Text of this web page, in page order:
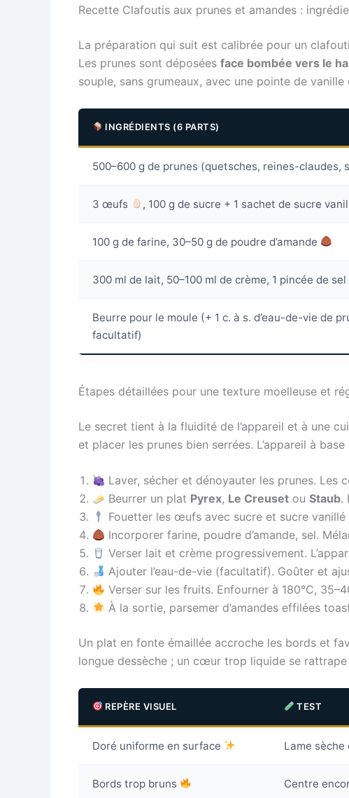
Recette Clafoutis aux prunes et amandes :
La préparation qui suit est calibrée pour un
Les prunes sont déposées face bombée vers le
souple, sans grumeaux, avec une pointe de
INGRÉDIENTS (6 PARTS)
500–600 g de prunes (quetsches, reines-claudes,
3 œufs , 100 g de sucre + 1 sachet de sucre
100 g de farine, 30–50 g de poudre d’amande
300 ml de lait, 50–100 ml de crème, 1 pincée de sel
Beurre pour le moule (+ 1 c. à s. d’eau-de-vie de
facultatif)
Étapes détaillées pour une texture moelleuse et
Le secret tient à la fluidité de l’appareil et à une
et placer les prunes bien serrées. L’appareil à
Laver, sécher et dénoyauter les prunes. Les
Beurrer un plat Pyrex, Le Creuset ouStaub.
Fouetter les œufs avec sucre et sucre
Incorporer farine, poudre d’amande, sel.
Verser lait et crème progressivement.
Ajouter l’eau-de-vie (facultatif). Goûter et
Verser sur les fruits. Enfourner à 180°C,
À la sortie, parsemer d’amandes effilées
Un plat en fonte émaillée accroche les bords et
longue dessèche ; un cœur trop liquide se
REPÈRE VISUEL TEST
Doré uniforme en surface Lame
Bords trop bruns Centre